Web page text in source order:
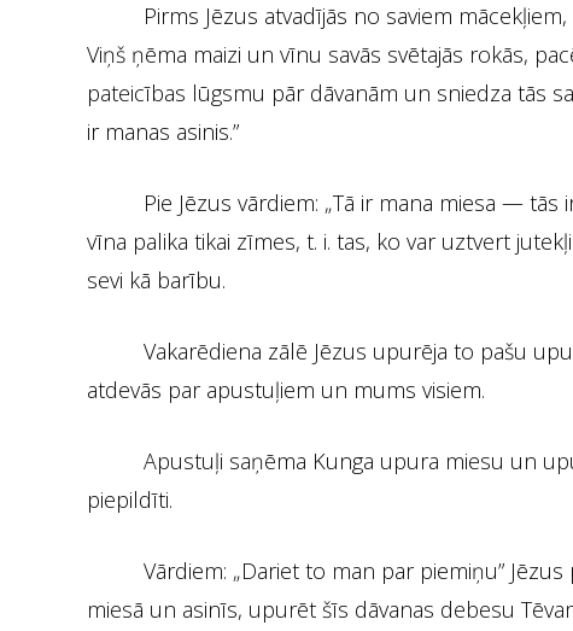
Pirms Jēzus atvadījās no saviem
Viņš ņēma maizi un vīnu savās svētajās rokās,
pateicības lūgsmu pār dāvanām un sniedza tās
ir manas asinis.”
Pie Jēzus vārdiem: „Tā ir mana miesa —
vīna palika tikai zīmes, t. i. tas, ko var uztvert
sevi kā barību.
Vakarēdiena zālē Jēzus upurēja to pašu
atdevās par apustuļiem un mums visiem.
Apustuļi saņēma Kunga upura miesu un
piepildīti.
Vārdiem: „Dariet to man par piemiņu”
miesā un asinīs, upurēt šīs dāvanas debesu